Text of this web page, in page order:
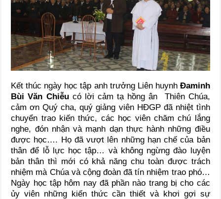
Kết thúc ngày học tập anh trưởng Liên huynh Đaminh
Bùi Văn Chiễu có lời cảm tạ hồng ân Thiên Chúa,
cảm ơn Quý cha, quý giảng viên HĐGP đã nhiệt tình
chuyển trao kiến thức, các học viên chăm chú lắng
nghe, đón nhận và mạnh dạn thực hành những điều
được học…. Họ đã vượt lên những hạn chế của bản
thân để lỗ lực học tập… và không ngừng đào luyện
bản thân thì mới có khả năng chu toàn được trách
nhiệm mà Chúa và cộng đoàn đã tín nhiệm trao phó…
Ngày học tập hôm nay đã phần nào trang bị cho các
ủy viên những kiến thức cần thiết và khơi gợi sự